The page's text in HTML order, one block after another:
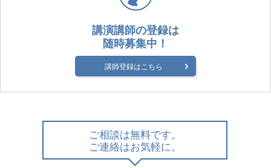
講演講師の登録は
随時募集中！
講師登録はこちら
ご相談は無料です。
ご連絡はお気軽に。